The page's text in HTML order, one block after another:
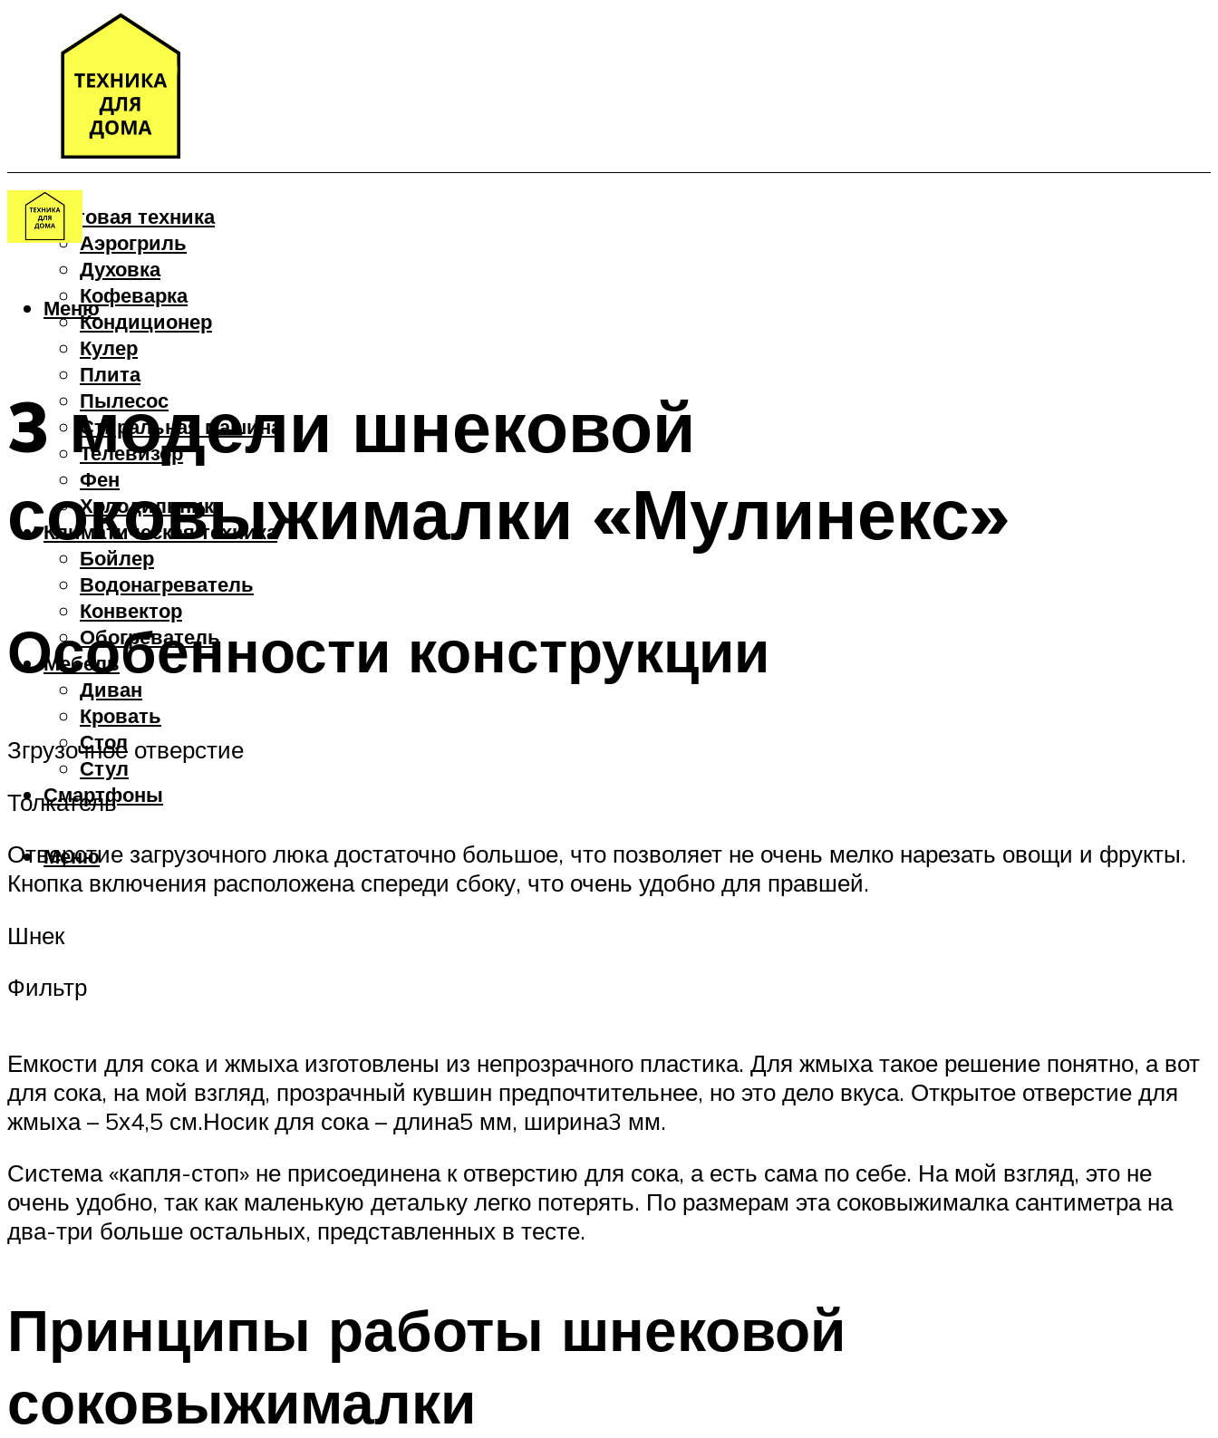
Бытовая техника
Аэрогриль
Духовка
Кофеварка
Кондиционер
Кулер
Плита
Пылесос
Стиральная машина
Телевизор
Фен
Холодильник
Климатическая техника
Бойлер
Водонагреватель
Конвектор
Обогреватель
Мебель
Диван
Кровать
Стол
Стул
Смартфоны
Меню
Меню
3 модели шнековой
соковыжималки «Мулинекс»
Особенности конструкции
Згрузочное отверстие
Толкатель
Отверстие загрузочного люка достаточно большое, что позволяет не очень мелко нарезать овощи и фрукты.
Кнопка включения расположена спереди сбоку, что очень удобно для правшей.
Шнек
Фильтр
Емкости для сока и жмыха изготовлены из непрозрачного пластика. Для жмыха такое решение понятно, а вот
для сока, на мой взгляд, прозрачный кувшин предпочтительнее, но это дело вкуса. Открытое отверстие для
жмыха – 5х4,5 см.Носик для сока – длина5 мм, ширина3 мм.
Система «капля-стоп» не присоединена к отверстию для сока, а есть сама по себе. На мой взгляд, это не
очень удобно, так как маленькую детальку легко потерять. По размерам эта соковыжималка сантиметра на
два-три больше остальных, представленных в тесте.
Принципы работы шнековой
соковыжималки